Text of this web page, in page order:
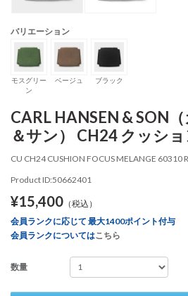
バリエーション
モスグリー
ン
ベージュ ブラック
CARL HANSEN & SON
＆サン） CH24 クッシ
CU CH24 CUSHION FOCUS MELANGE 60310
Product ID:50662401
¥15,400 （税込）
会員ランクに応じて 最大1400ポイント付与
会員ランクについてはこちら
数量